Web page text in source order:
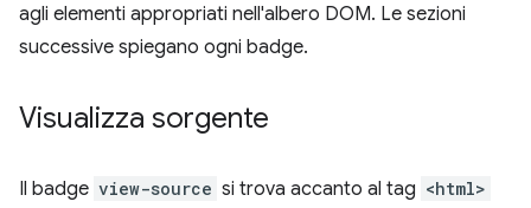
agli elementi appropriati nell'albero DOM. Le sezioni
successive spiegano ogni badge.
Visualizza sorgente
Il badge view-source si trova accanto al tag <html>